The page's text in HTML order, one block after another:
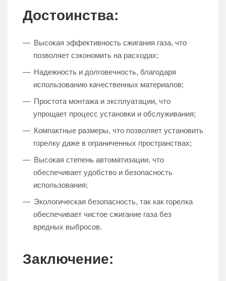
Достоинства:
Высокая эффективность сжигания газа, что
позволяет сэкономить на расходах;
Надежность и долговечность, благодаря
использованию качественных материалов;
Простота монтажа и эксплуатации, что
упрощает процесс установки и обслуживания;
Компактные размеры, что позволяет установить
горелку даже в ограниченных пространствах;
Высокая степень автоматизации, что
обеспечивает удобство и безопасность
использования;
Экологическая безопасность, так как горелка
обеспечивает чистое сжигание газа без
вредных выбросов.
Заключение: